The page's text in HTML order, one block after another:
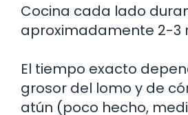
Cocina cada lado
aproximadamente 2-3
El tiempo exacto
grosor del lomo y de
atún (poco hecho,